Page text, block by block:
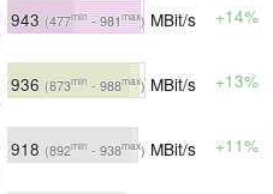
943 (477min- 981max) MBit/s +14%
936 (873min - 988max) MBit/s +13%
918 (892min - 938max) MBit/s +11%